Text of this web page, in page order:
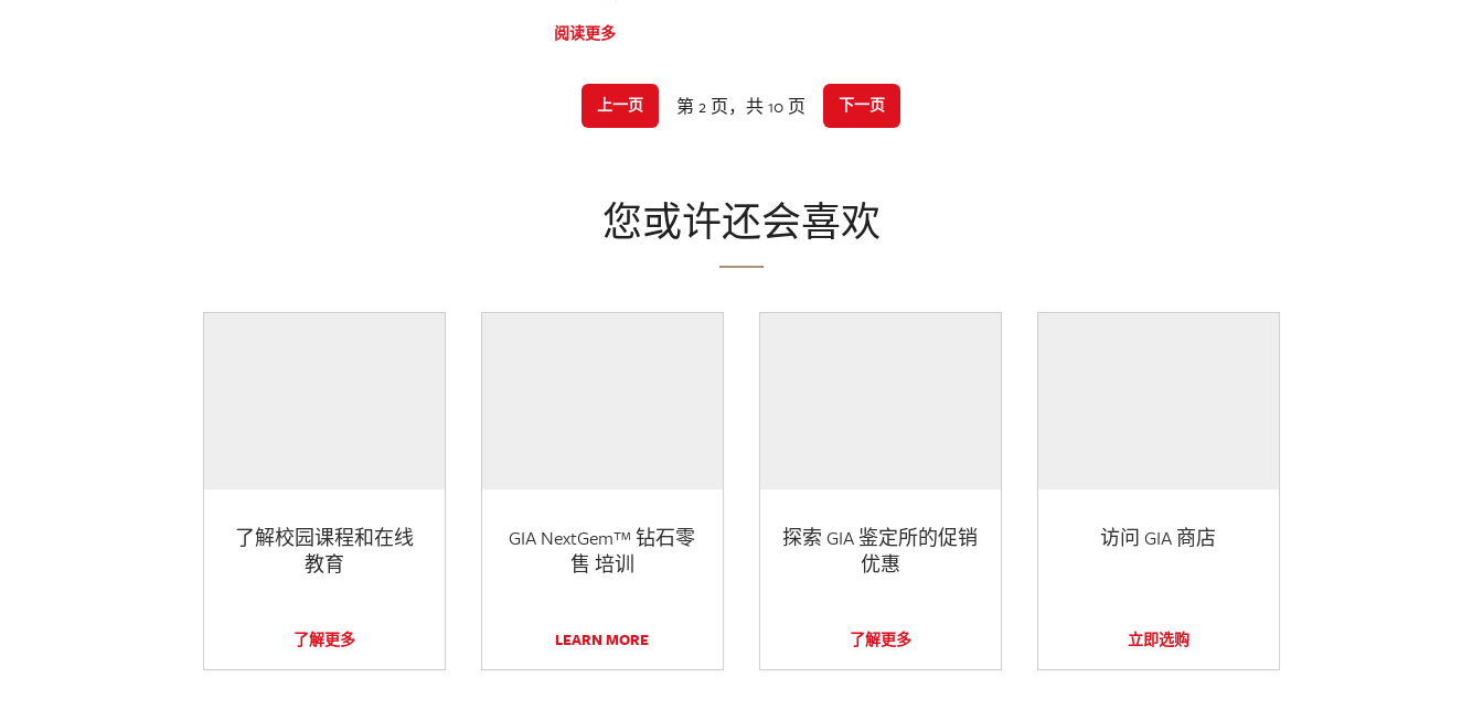
阅读更多
上一页 第 2 页，共 10 页 下一页
您或许还会喜欢
了解校园课程和在线
教育
了解更多
GIA NextGem™ 钻石零
售 培训
LEARN MORE
探索 GIA 鉴定所的促销
优惠
了解更多
访问 GIA 商店
立即选购